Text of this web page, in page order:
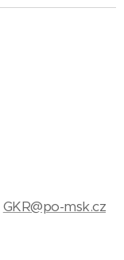
GKR@po-msk.cz